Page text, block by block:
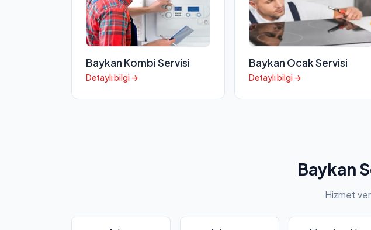
Baykan Kombi Servisi
Detaylı bilgi →
Baykan Ocak Servisi
Detaylı bilgi →
Baykan
Hizmet